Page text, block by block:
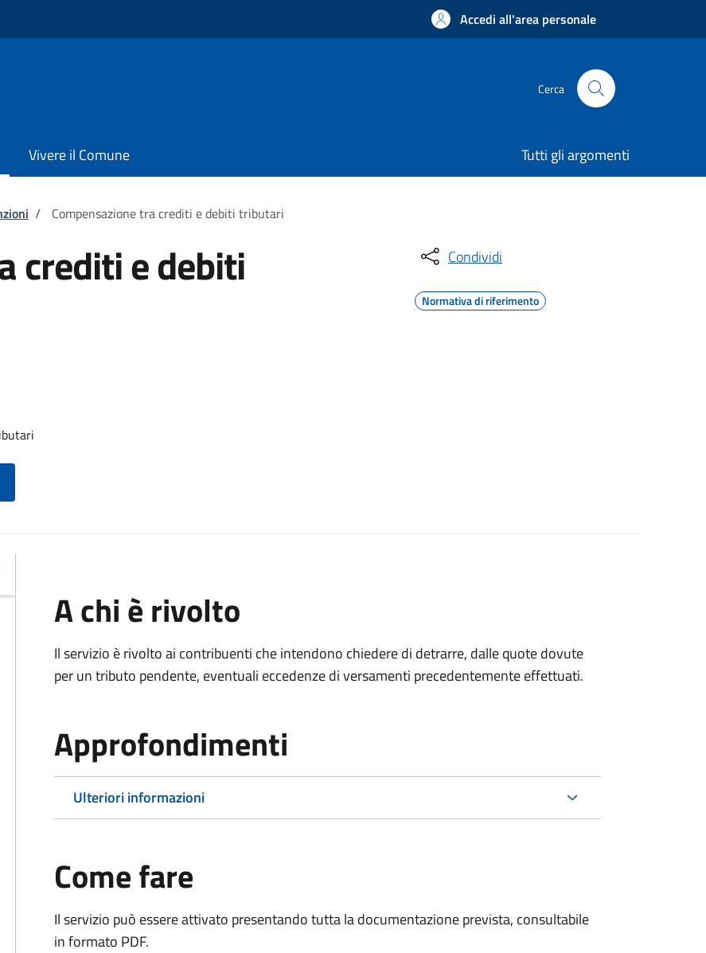
Accedi all'area personale
Cerca
Vivere il Comune Tutti gli argomenti
/ Compensazione tra crediti e debiti tributari
crediti e debiti Condividi
Normativa di riferimento
A chi è rivolto
Il servizio è rivolto ai contribuenti che intendono chiedere di detrarre, dalle quote dovute
per un tributo pendente, eventuali eccedenze di versamenti precedentemente effettuati.
Approfondimenti
Ulteriori informazioni
Come fare
Il servizio può essere attivato presentando tutta la documentazione prevista, consultabile
in formato PDF.